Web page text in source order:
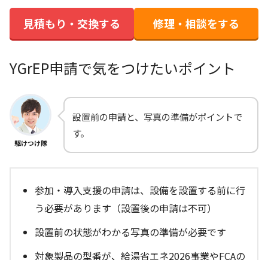
見積もり・交換する 修理・相談をする
YGrEP申請で気をつけたいポイント
駆けつけ隊
設置前の申請と、写真の準備がポイントで
す。
参加・導入支援の申請は、設備を設置する前に行
う必要があります（設置後の申請は不可）
設置前の状態がわかる写真の準備が必要です
対象製品の型番が、給湯省エネ2026事業やFCAの